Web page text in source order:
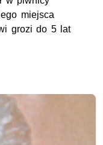
miejsca
grozi do 5 lat